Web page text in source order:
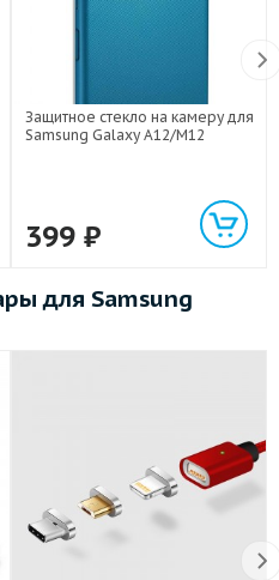
Защитное стекло на камеру для
Samsung Galaxy A12/M12
399 ₽
для Samsung